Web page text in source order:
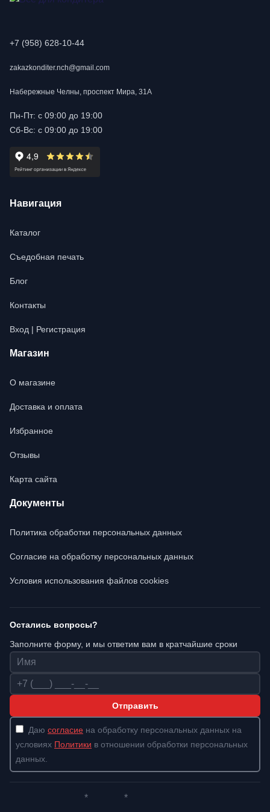
+7 (958) 628-10-44
zakazkonditer.nch@gmail.com
Набережные Челны, проспект Мира, 31А
Пн-Пт: с 09:00 до 19:00
Сб-Вс: с 09:00 до 19:00
Навигация
Каталог
Съедобная печать
Блог
Контакты
Вход | Регистрация
Магазин
О магазине
Доставка и оплата
Избранное
Отзывы
Карта сайта
Документы
Политика обработки персональных данных
Согласие на обработку персональных данных
Условия использования файлов cookies
Остались вопросы?
Заполните форму, и мы ответим вам в кратчайшие сроки
Имя
Телефон
Отправить
Даю согласие на обработку персональных данных на
условиях Политики в отношении обработки персональных
данных.
* *